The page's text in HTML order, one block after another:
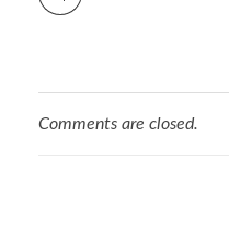
Comments are closed.